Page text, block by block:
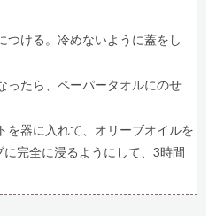
つける。冷めないように蓋をし
ったら、ペーパータオルにのせ
を器に入れて、オリーブオイルを
完全に浸るようにして、3時間